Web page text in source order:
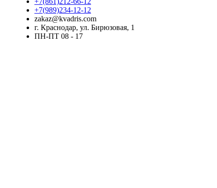
+7(989)234-12-12
zakaz@kvadris.com
г. Краснодар, ул. Бирюзовая, 1
ПН-ПТ 08 - 17